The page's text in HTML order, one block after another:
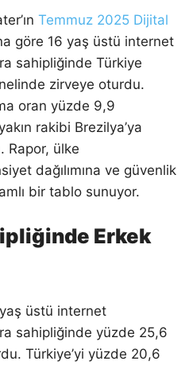
Temmuz 2025 Dijital
göre 16 yaş üstü internet
sahipliğinde Türkiye
zirveye oturdu.
oran yüzde 9,9
rakibi Brezilya’ya
Rapor, ülke
dağılımına ve güvenlik
bir tablo sunuyor.
Erkek
üstü internet
sahipliğinde yüzde 25,6
Türkiye’yi yüzde 20,6